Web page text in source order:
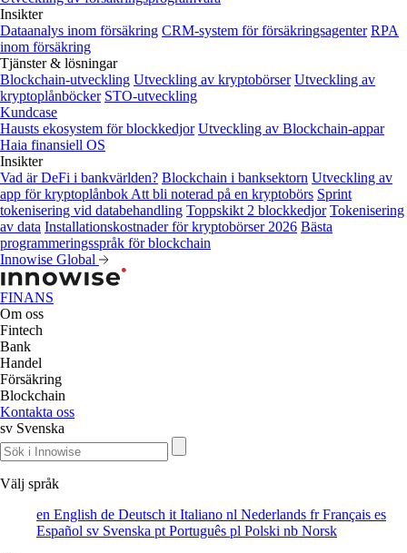
Insikter
Dataanalys inom försäkring CRM-system för försäkringsagenter RPA
inom försäkring
Tjänster & lösningar
Blockchain-utveckling Utveckling av kryptobörser Utveckling av
kryptoplånböcker STO-utveckling
Kundcase
Hausts ekosystem för blockkedjor Utveckling av Blockchain-appar
Haia finansiell OS
Insikter
Vad är DeFi i bankvärlden? Blockchain i banksektorn Utveckling av
app för kryptoplånbok Att bli noterad på en kryptobörs Sprint
tokenisering vid databehandling Toppskikt 2 blockkedjor Tokenisering
av data Installationskostnader för kryptobörser 2026 Bästa
programmeringsspråk för blockchain
Innowise Global
FINANS
Om oss
Fintech
Bank
Handel
Försäkring
Blockchain
Kontakta oss
sv Svenska
Välj språk
en English de Deutsch it Italiano nl Nederlands frFrançais es
Español sv Svenska pt Português pl Polski nb Norsk